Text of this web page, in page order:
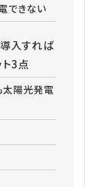
できない
入すれば
3点
太陽光発電